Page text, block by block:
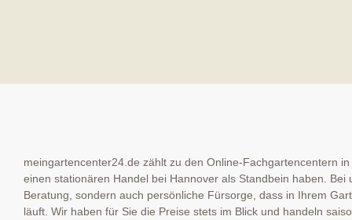
meingartencenter24.de zählt zu den Online-Fachgartencentern
einen stationären Handel bei Hannover als Standbein haben. Bei
Beratung, sondern auch persönliche Fürsorge, dass in Ihrem
läuft. Wir haben für Sie die Preise stets im Blick und handeln